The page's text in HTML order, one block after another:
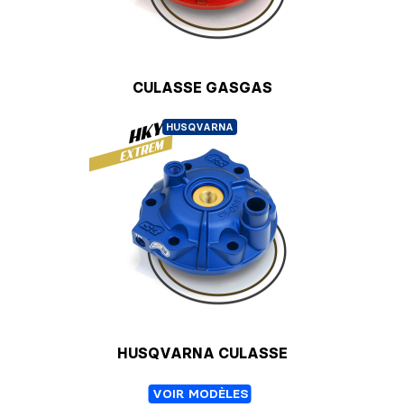
CULASSE GASGAS
HUSQVARNA
HUSQVARNA CULASSE
VOIR MODÈLES